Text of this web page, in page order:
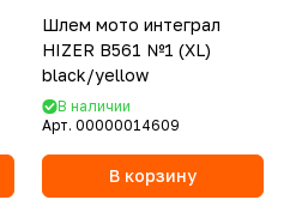
Шлем мото интеграл
HIZER B561 №1 (XL)
black/yellow
В наличии
Арт. 00000014609
В корзину